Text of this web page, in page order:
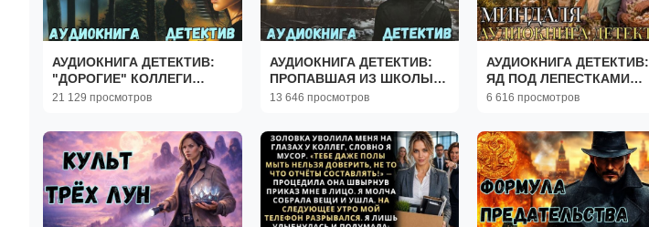
АУДИОКНИГА ДЕТЕКТИВ:
"ДОРОГИЕ" КОЛЛЕГИ
СЛУШАТЬ
21 129 просмотров
АУДИОКНИГА ДЕТЕКТИВ:
ПРОПАВШАЯ ИЗ ШКОЛЫ
СЛУШАТЬ
13 646 просмотров
АУДИОКНИГА ДЕТЕКТИВ:
ЯД ПОД ЛЕПЕСТКАМИ
МИНДАЛЯ СЛУШАТЬ
6 616 просмотров